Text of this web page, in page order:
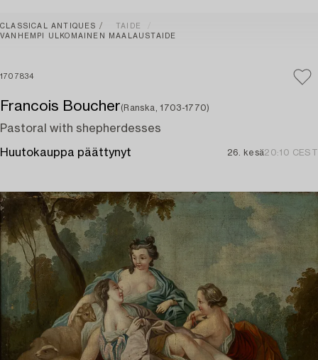
CLASSICAL ANTIQUES
TAIDE
VANHEMPI ULKOMAINEN MAALAUSTAIDE
1707834
Francois Boucher(Ranska, 1703-1770)
Pastoral with shepherdesses
Huutokauppa päättynyt 26. kesä20:10 CEST